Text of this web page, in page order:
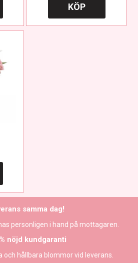
KÖP
samma dag!
personligen i hand på mottagaren.
nöjd kundgaranti
hållbara blommor vid leverans.